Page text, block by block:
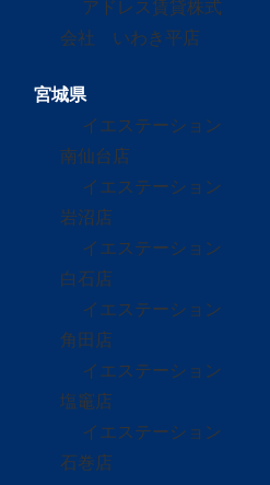
アドレス賃貸株式
会社 いわき平店
宮城県
イエステーション
南仙台店
イエステーション
岩沼店
イエステーション
白石店
イエステーション
角田店
イエステーション
塩竈店
イエステーション
石巻店